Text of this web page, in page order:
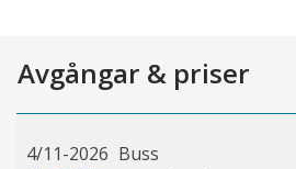
Avgångar & priser
4/11-2026 Buss